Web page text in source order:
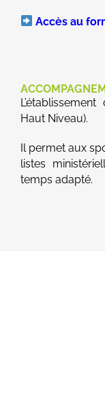
Accès au
Haut Niveau).
Il permet aux
listes
temps adapté.